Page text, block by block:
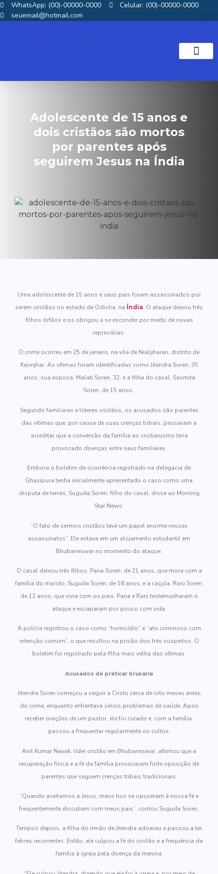
WhatsApp: (00)-00000-0000
Celular: (00)-00000-0000
seuemail@hotmail.com
Adolescente de 15 anos e
dois cristãos são mortos
por parentes após
seguirem Jesus na Índia
Uma adolescente de 15 anos e seus pais foram assassinados por
serem cristãos no estado de Odisha, na Índia. O ataque deixou três
filhos órfãos e os obrigou a se esconder por medo de novas
represálias.
O crime ocorreu em 25 de janeiro, na vila de Nialijharan, distrito de
Keonjhar. As vítimas foram identificadas como Jitendra Soren, 35
anos; sua esposa, Malati Soren, 32; e a filha do casal, Sasmita
Soren, de 15 anos.
Segundo familiares e líderes cristãos, os acusados são parentes
das vítimas que, por causa de suas crenças tribais, passaram a
acreditar que a conversão da família ao cristianismo teria
provocado doenças entre seus familiares.
Embora o boletim de ocorrência registrado na delegacia de
Ghasipura tenha inicialmente apresentado o caso como uma
disputa de terras, Suguda Soren, filho do casal, disse ao Morning
Star News:
“O fato de sermos cristãos teve um papel enorme nesses
assassinatos”. Ele estava em um alojamento estudantil em
Bhubaneswar no momento do ataque.
O casal deixou três filhos: Pana Soren, de 21 anos, que mora com a
família do marido; Suguda Soren, de 18 anos; e a caçula, Rani Soren,
de 12 anos, que vivia com os pais. Pana e Rani testemunharam o
ataque e escaparam por pouco com vida.
A polícia registrou o caso como “homicídio” e “ato criminoso com
intenção comum”, o que resultou na prisão dos três suspeitos. O
boletim foi registrado pela filha mais velha das vítimas.
Acusados de praticar bruxaria
Jitendra Soren começou a seguir a Cristo cerca de oito meses antes
do crime, enquanto enfrentava sérios problemas de saúde. Após
receber orações de um pastor, ele foi curado e, com a família,
passou a frequentar regularmente os cultos.
Anil Kumar Nayak, líder cristão em Bhubaneswar, afirmou que a
recuperação física e a fé da família provocaram forte oposição de
parentes que seguem crenças tribais tradicionais.
“Quando aceitamos a Jesus, meus tios se opuseram à nossa fé e
frequentemente discutiam com meus pais”, contou Suguda Soren.
Tempos depois, a filha do irmão de Jitendra adoeceu e passou a ter
febres recorrentes. Então, ele culpou a fé do cristão e a frequência da
família à igreja pela doença da menina.